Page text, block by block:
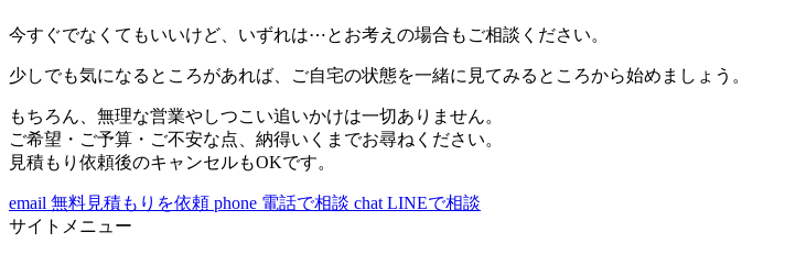
今すぐでなくてもいいけど、いずれは⋯とお考えの場合もご相談ください。
少しでも気になるところがあれば、ご自宅の状態を一緒に見てみるところから始めましょう。
もちろん、無理な営業やしつこい追いかけは一切ありません。
ご希望・ご予算・ご不安な点、納得いくまでお尋ねください。
見積もり依頼後のキャンセルもOKです。
email 無料見積もりを依頼 phone 電話で相談 chat LINEで相談
サイトメニュー